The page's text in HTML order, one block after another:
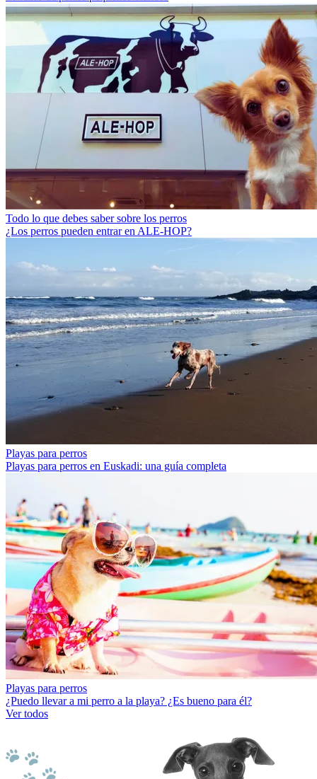
Todo lo que debes saber sobre los perros
¿Los perros pueden entrar en ALE-HOP?
Playas para perros
Playas para perros en Euskadi: una guía completa
Playas para perros
¿Puedo llevar a mi perro a la playa? ¿Es bueno para él?
Ver todos